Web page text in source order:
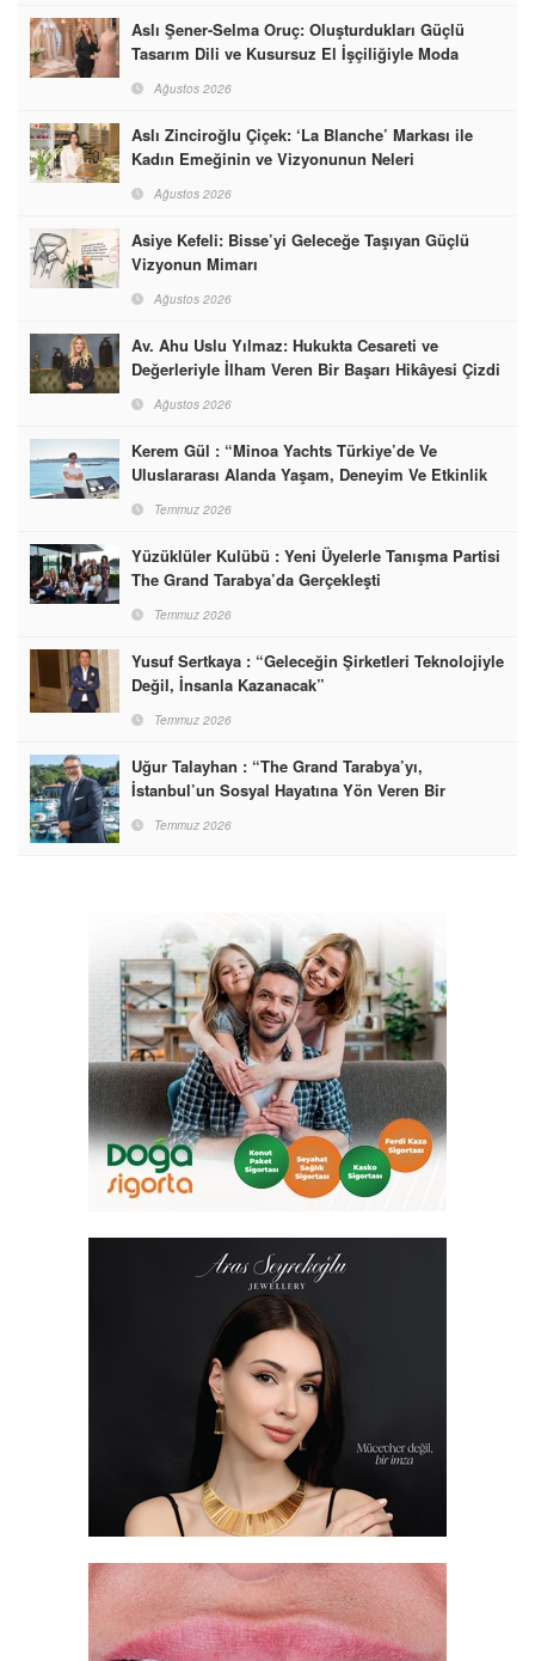
Aslı Şener-Selma Oruç: Oluşturdukları Güçlü
Tasarım Dili ve Kusursuz El İşçiliğiyle Moda
Dünyasına İmzalarını Attılar
Ağustos 2026
Aslı Zinciroğlu Çiçek: ‘La Blanche’ Markası ile
Kadın Emeğinin ve Vizyonunun Neleri
Başarabileceğinin En Güzel Örneğini Sunuyor
Ağustos 2026
Asiye Kefeli: Bisse’yi Geleceğe Taşıyan Güçlü
Vizyonun Mimarı
Ağustos 2026
Av. Ahu Uslu Yılmaz: Hukukta Cesareti ve
Değerleriyle İlham Veren Bir Başarı Hikâyesi Çizdi
Ağustos 2026
Kerem Gül : “Minoa Yachts Türkiye’de Ve
Uluslararası Alanda Yaşam, Deneyim Ve Etkinlik
Markası Olacak”
Temmuz 2026
Yüzüklüler Kulübü : Yeni Üyelerle Tanışma Partisi
The Grand Tarabya’da Gerçekleşti
Temmuz 2026
Yusuf Sertkaya : “Geleceğin Şirketleri Teknolojiyle
Değil, İnsanla Kazanacak”
Temmuz 2026
Uğur Talayhan : “The Grand Tarabya’yı,
İstanbul’un Sosyal Hayatına Yön Veren Bir
Destinasyon Haline Getirmeyi Hedefliyorum”
Temmuz 2026